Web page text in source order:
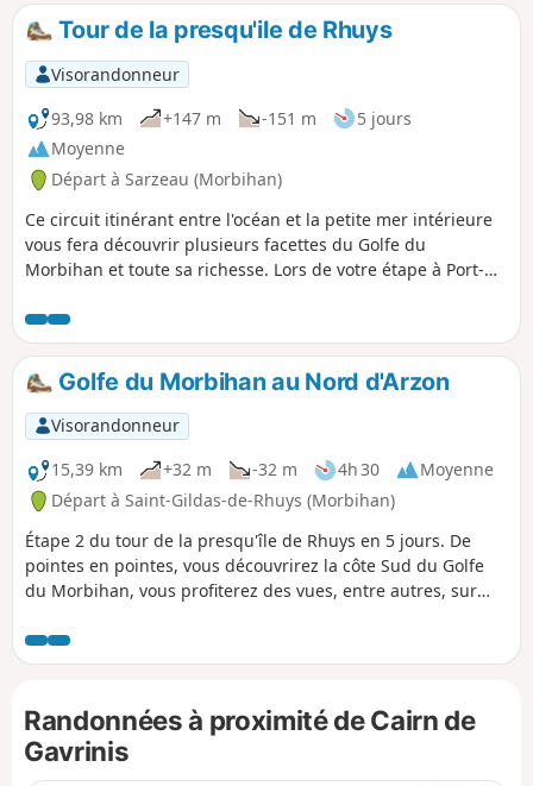
Tour de la presqu'ile de Rhuys
Visorandonneur
93,98 km
+147 m -151 m
5 jours
Moyenne
Départ à Sarzeau (Morbihan)
Ce circuit itinérant entre l'océan et la petite mer intérieure
vous fera découvrir plusieurs facettes du Golfe du
Morbihan et toute sa richesse. Lors de votre étape à Port-
passer une journée sur l'Île d'Ars. Le réseau de bus de la
communauté de Vannes vous permet également de faire
quelques étapes de ce circuit à la journée en prenant le bus
pour l'aller ou le retour.
Golfe du Morbihan au Nord d'Arzon
Visorandonneur
15,39 km
+32 m -32 m 4h 30
Moyenne
Départ à Saint-Gildas-de-Rhuys (Morbihan)
Étape 2 du tour de la presqu'île de Rhuys en 5 jours. De
pointes en pointes, vous découvrirez la côte Sud du Golfe
du Morbihan, vous profiterez des vues, entre autres, sur
des villages typiques, et en découvrant le riche patrimoine
mégalithique.
Randonnées à proximité de Cairn de
Gavrinis